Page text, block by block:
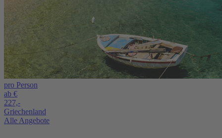
pro Person
ab €
227,-
Griechenland
Alle Angebote